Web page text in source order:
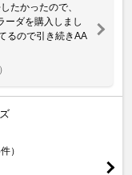
たかったので、
ーダを購入しまし
るので引き続きAA
）